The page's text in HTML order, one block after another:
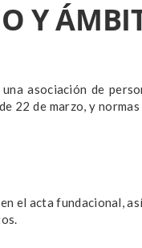
Y
asociación de
de marzo, y
el acta fundacional,